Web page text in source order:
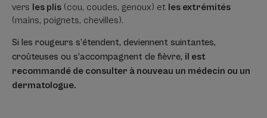
vers les plis (cou, coudes, genoux) et les extrémités
(mains, poignets, chevilles).
Si les rougeurs s’étendent, deviennent suintantes,
croûteuses ou s’accompagnent de fièvre, il est
recommandé de consulter à nouveau un médecin ou un
dermatologue.